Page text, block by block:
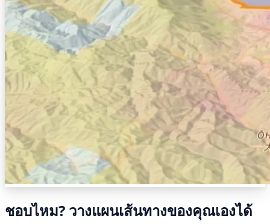
ชอบไหม? วางแผนเส้นทางของคุณเองได้